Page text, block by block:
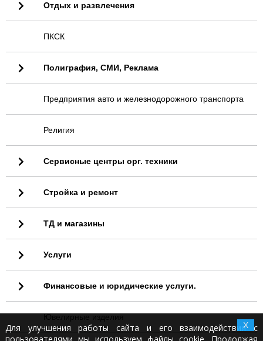
Отдых и развлечения
ПКСК
Полиграфия, СМИ, Реклама
Предприятия авто и железнодорожного транспорта
Религия
Сервисные центры орг. техники
Стройка и ремонт
ТД и магазины
Услуги
Финансовые и юридические услуги.
Ювелирные изделия
Для улучшения работы сайта и его взаимодействия с
X